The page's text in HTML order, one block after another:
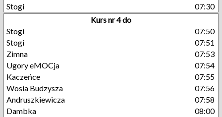
Stogi
07:30
Kurs nr 4 do
Stogi
07:50
Stogi
07:51
Zimna
07:53
Ugory eMOCja
07:54
Kaczeńce
07:55
Wosia Budzysza
07:56
Andruszkiewicza
07:58
Dambka
08:00